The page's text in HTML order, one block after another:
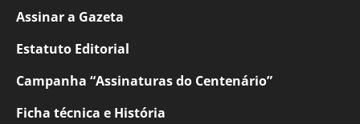
Assinar a Gazeta
Estatuto Editorial
Campanha “Assinaturas do Centenário”
Ficha técnica e História